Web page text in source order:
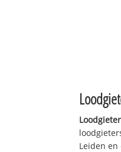
Loodgieter
Leiden